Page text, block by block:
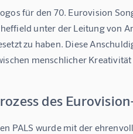
für den 70. Eurovision
unter der Leitung von
zu haben. Diese
menschlicher
des
PALS wurde mit der